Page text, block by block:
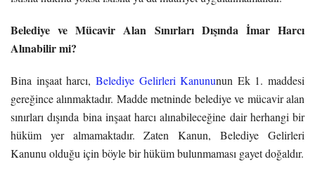
Belediye ve Mücavir Alan Sınırları Dışında İmar Harcı
Alınabilir mi?
Bina inşaat harcı, Belediye Gelirleri Kanununun Ek 1. maddesi
gereğince alınmaktadır. Madde metninde belediye ve mücavir alan
sınırları dışında bina inşaat harcı alınabileceğine dair herhangi bir
hüküm yer almamaktadır. Zaten Kanun, Belediye Gelirleri
Kanunu olduğu için böyle bir hüküm bulunmaması gayet doğaldır.